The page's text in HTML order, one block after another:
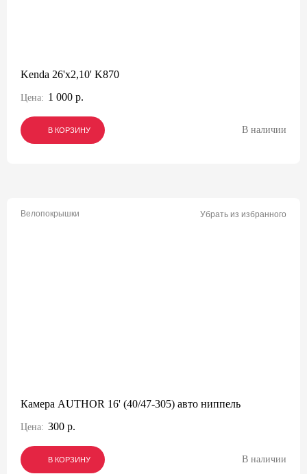
Kenda 26'x2,10' K870
Цена: 1 000 р.
В КОРЗИНУ
В КОРЗИНУ
В КОРЗИНУ В наличии
Велопокрышки Убрать из избранного
Камера AUTHOR 16' (40/47-305) авто ниппель
Цена: 300 р.
В КОРЗИНУ
В КОРЗИНУ
В КОРЗИНУ В наличии